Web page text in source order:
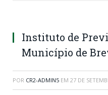
Instituto de
Município de
POR CR2-ADMIN5 EM 27 DE